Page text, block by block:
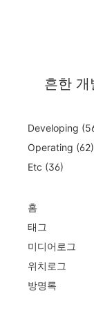
흔한 개
Developing
Operating (62)
Etc (36)
홈
태그
미디어로그
위치로그
방명록